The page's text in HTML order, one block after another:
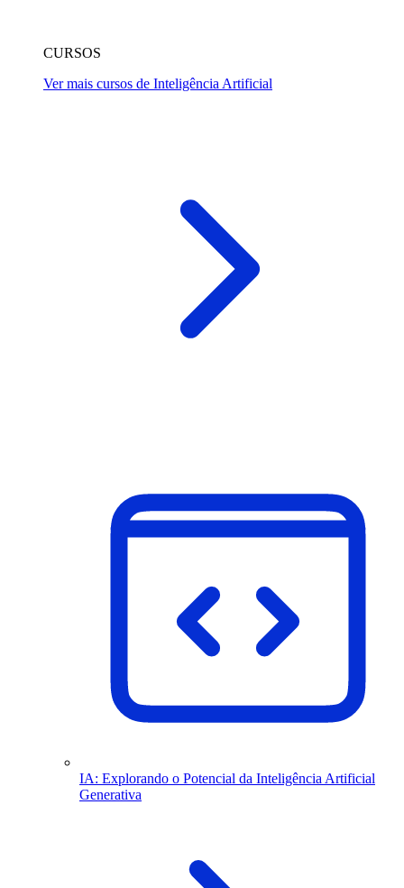
CURSOS
Ver mais cursos de Inteligência Artificial
IA: Explorando o Potencial da Inteligência Artificial
Generativa